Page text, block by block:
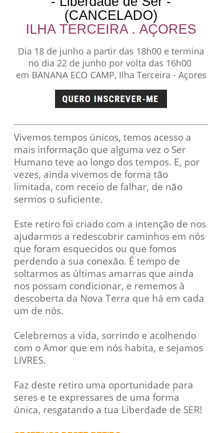
(CANCELADO)
ILHA TERCEIRA . AÇORES
Dia 18 de junho a partir das 18h00 e termina
no dia 22 de junho por volta das 16h00
em BANANA ECO CAMP, Ilha Terceira - Açores
Vivemos tempos únicos, temos acesso a
mais informação que alguma vez o Ser
Humano teve ao longo dos tempos. E, por
vezes, ainda vivemos de forma tão
limitada, com receio de falhar, de não
sermos o suficiente.
Este retiro foi criado com a intenção de nos
ajudarmos a redescobrir caminhos em nós
que foram esquecidos ou que fomos
perdendo a sua conexão. É tempo de
soltarmos as últimas amarras que ainda
nos possam condicionar, e rememos à
descoberta da Nova Terra que há em cada
um de nós.
Celebremos a vida, sorrindo e acolhendo
com o Amor que em nós habita, e sejamos
LIVRES.
Faz deste retiro uma oportunidade para
seres e te expressares de uma forma
única, resgatando a tua Liberdade de SER!